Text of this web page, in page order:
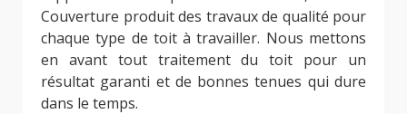
Couverture produit des travaux de qualité pour
chaque type de toit à travailler. Nous mettons
en avant tout traitement du toit pour un
résultat garanti et de bonnes tenues qui dure
dans le temps.